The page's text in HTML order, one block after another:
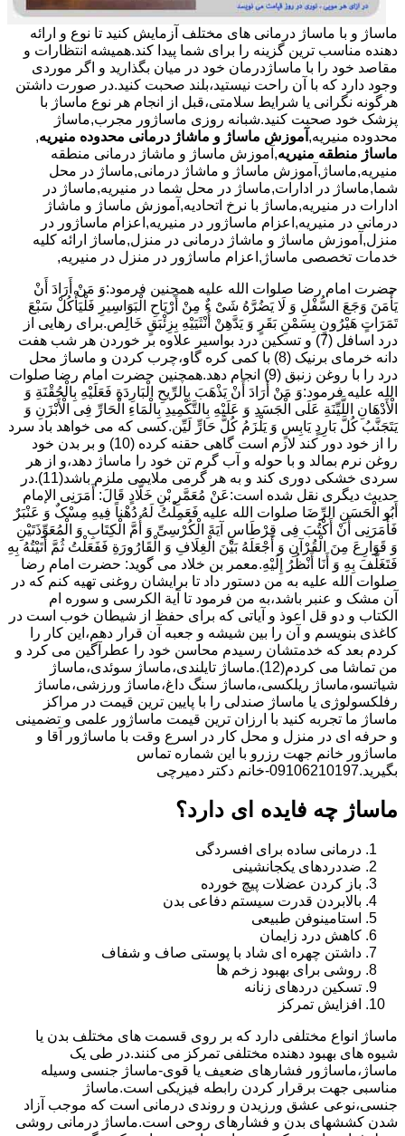
ماساژ و با ماساژ درمانی های مختلف آزمایش کنید تا نوع و ارائه
دهنده مناسب ترین گزینه را برای شما پیدا کند.همیشه انتظارات و
مقاصد خود را با ماساژدرمان خود در میان بگذارید و اگر موردی
وجود دارد که با آن راحت نیستید،بلند صحبت کنید.در صورت داشتن
هرگونه نگرانی یا شرایط سلامتی،قبل از انجام هر نوع ماساژ با
پزشک خود صحبت کنید.شبانه روزی ماساژور مجرب,ماساژ
محدوده منیریه, آموزش ماساژ و ماشاژ درمانی محدوده منیریه,
ماساژ منطقه منیریه,آموزش ماساژ و ماشاژ درمانی منطقه
منیریه,ماساژ,آموزش ماساژ و ماشاژ درمانی,ماساژ در محل
شما,ماساژ در ادارات,ماساژ در محل شما در منیریه,ماساژ در
ادارات در منیریه,ماساژ با نرخ اتحادیه,آموزش ماساژ و ماشاژ
درمانی در منیریه,اعزام ماساژور در منیریه,اعزام ماساژور در
منزل,آموزش ماساژ و ماشاژ درمانی در منزل,ماساژ ارائه کلیه
خدمات تخصصی ماساژ,اعزام ماساژور در منزل در منیریه,
حضرت امام رضا صلوات الله علیه همچنین فرمود:وَ مَنْ أَرَادَ أَنْ
یَأْمَنَ وَجَعَ السُّفْلِ وَ لَا یَضُرَّهُ شَیْ ءٌ مِنْ أَرْیَاحِ الْبَوَاسِیرِ فَلْیَأْکُلْ سَبْعَ
تَمَرَاتٍ هَیْرُونٍ بِسَمْنِ بَقَرٍ وَ یَدَّهِنْ أُنْثَیَیْهِ بِزِئْبَقٍ خَالِص.برای رهایی از
درد اسافل (7) و تسکین درد بواسیر علاوه بر خوردن هر شب هفت
دانه خرمای برنیک (8) با کمی کره گاو،چرب کردن و ماساژ محل
درد را با روغن زنبق (9) انجام دهد.همچنین حضرت امام رضا صلوات
الله علیه فرمود:وَ مَنْ أَرَادَ أَنْ یَذْهَبَ بِالرِّیحِ الْبَارِدَةِ فَعَلَیْهِ بِالْحُقْنَةِ وَ
الْأَدْهَانِ اللَّیِّنَةِ عَلَى الْجَسَدِ وَ عَلَیْهِ بِالتَّکْمِیدِ بِالْمَاءِ الْحَارِّ فِی الْأَبْزَنِ وَ
یَتَجَنَّبُ کُلَّ بَارِدٍ یَابِسٍ وَ یَلْزَمُ کُلَّ حَارٍّ لَیِّن.کسی که می خواهد باد سرد
را از خود دور کند لازم است گاهی حقنه کرده (10) و بر بدن خود
روغن نرم بمالد و با حوله و آب گرم تن خود را ماساژ دهد،و از هر
سردی خشکی دوری کند و به هر گرمی ملایمی ملزم باشد(11).در
حدیث دیگری نقل شده است:عَنْ مُعَمَّرِ بْنِ خَلَّادٍ قَالَ: أَمَرَنِی الإمام
أَبُو الْحَسَنِ الرِّضَا صلوات الله علیه فَعَمِلْتُ لَهُ دُهْناً فِیهِ مِسْکٌ وَ عَنْبَرٌ
فَأَمَرَنِی أَنْ أَکْتُبَ فِی قِرْطَاسٍ آیَةَ الْکُرْسِیِّ وَ أُمَّ الْکِتَابِ وَ الْمُعَوِّذَتَیْنِ
وَ قَوَارِعَ مِنَ الْقُرْآنِ وَ أَجْعَلَهُ بَیْنَ الْغِلَافِ وَ الْقَارُورَةِ فَفَعَلْتُ ثُمَّ أَتَیْتُهُ بِهِ
فَتَغَلَّفَ بِهِ وَ أَنَا أَنْظُرُ إِلَیْهِ.معمر بن خلاد می گوید: حضرت امام رضا
صلوات الله علیه به من دستور داد تا برایشان روغنى تهیه کنم که در
آن مشک و عنبر باشد،به من فرمود تا آیة الکرسى و سوره ام
الکتاب و دو قل اعوذ و آیاتى که براى حفظ از شیطان خوب است در
کاغذى بنویسم و آن را بین شیشه و جعبه آن قرار دهم،این کار را
کردم بعد که خدمتشان رسیدم محاسن خود را عطرآگین می کرد و
من تماشا می کردم(12).ماساژ تایلندی،ماساژ سوئدی،ماساژ
شیاتسو،ماساژ ریلکسی،ماساژ سنگ داغ،ماساژ ورزشی،ماساژ
رفلکسولوژی یا ماساژ صندلی را با پایین ترین قیمت در مراکز
ماساژ ما تجربه کنید با ارزان ترین قیمت ماساژور علمی و تضمینی
و حرفه ای در منزل و محل کار در اسرع وقت با ماساژور آقا و
ماساژور خانم جهت رزرو با این شماره تماس
بگیرید.09106210197-خانم دکتر دمیرچی
ماساژ چه فایده ای دارد؟
درمانی ساده برای افسردگی
ضددردهای یکجانشینی
باز کردن عضلات پیچ خورده
بالابردن قدرت سیستم دفاعی بدن
استامینوفن طبیعی
کاهش درد زایمان
داشتن چهره ای شاد با پوستی صاف و شفاف
روشی برای بهبود زخم ها
تسکین دردهای زنانه
افزایش تمرکز
ماساژ انواع مختلفی دارد که بر روی قسمت های مختلف بدن یا
شیوه های بهبود دهنده مختلفی تمرکز می کنند.در طی یک
ماساژ،ماساژور فشارهای ضعیف یا قوی-ماساژ جنسی وسیله
مناسبی جهت برقرار کردن رابطه فیزیکی است.ماساژ
جنسی،نوعی عشق ورزیدن و روندی درمانی است که موجب آزاد
شدن کششهای بدن و فشارهای روحی است.ماساژ درمانی روشی